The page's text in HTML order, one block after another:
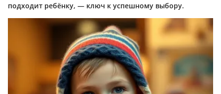
подходит ребёнку, — ключ к успешному выбору.